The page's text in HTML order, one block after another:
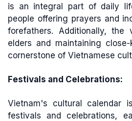
is an integral part of daily
people offering prayers and
forefathers. Additionally, the
elders and maintaining
cornerstone of Vietnamese
Festivals and Celebrations:
Vietnam's cultural calendar
festivals and celebrations,